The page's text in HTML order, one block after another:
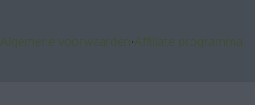
Algemene voorwaarden·Affiliate programma